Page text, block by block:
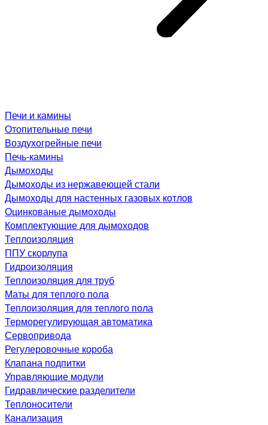
Печи и камины
Отопительные печи
Воздухогрейные печи
Печь-камины
Дымоходы
Дымоходы из нержавеющей стали
Дымоходы для настенных газовых котлов
Оцинкованые дымоходы
Комплектующие для дымоходов
Теплоизоляция
ППУ скорлупа
Гидроизоляция
Теплоизоляция для труб
Маты для теплого пола
Теплоизоляция для теплого пола
Терморегулирующая автоматика
Сервопривода
Регулеровочные короба
Клапана подпитки
Управляющие модули
Гидравлические разделители
Теплоносители
Канализация